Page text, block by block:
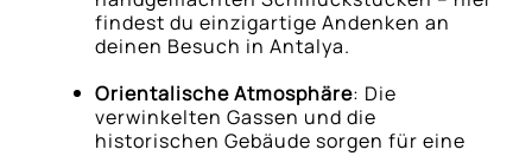
findest du einzigartige Andenken an
deinen Besuch in Antalya.
Orientalische Atmosphäre: Die
verwinkelten Gassen und die
historischen Gebäude sorgen für eine